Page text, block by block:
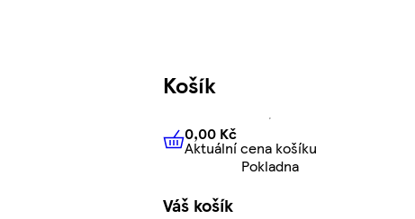
Košík
0,00 KčAktuální cena košíku
0,00 Kč
Aktuální cena košíku
Pokladna
Váš košík